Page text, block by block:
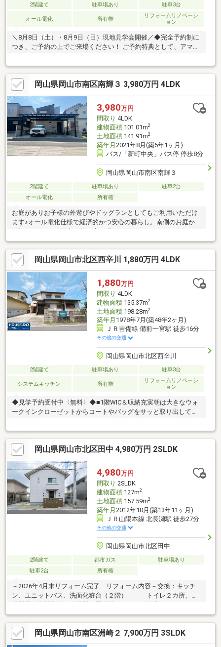
2階建て 駐車場あり 駐車3台
オール電化 所有権
リフォームリノベーシ
ョン
＼8月8日（土）・8月9日（日）現地見学会開催／◆完全予約制に
つき、ご予約の上でご来場ください！ ご予約特典として、アマゾ
列3台可能◇太陽光発電システム4.83ｋｗ＋蓄電池搭載◇収納スペ
ース充実◇リフォーム内容：トイレ〈1・2階〉・食器洗浄乾燥
機・畳交換、クロス・クッションフロア張替え、防蟻処理■延長
敷地あり（1084番17・公衆用道路：54㎡）《住宅ローンシュミレ
ーション》例）借入3680万円 中国銀行 全期間固定
（2.95％） 期間35年の場合◎月々140599円※購入・借入には別
途諸費用が必要です※上記は8月時金利です
岡山県岡山市南区南輝３ 3,980万円 4LDK
3,980万円
間取り 4LDK
建物面積101.01m2
土地面積141.91m2
築年月 2021年8月(築5年1ヶ月)
バス/「新町中央」バス停 停歩8分
岡山県岡山市南区南輝３
2階建て 駐車場あり
駐車2台
オール電化
所有権
お庭がありお子様の外遊びやドッグランとしてもご利用いただけ
ます♪オール電化仕様で経済的かつ安心の暮らし。南側のお庭から
2階までたっぷり陽光が差し込む明るい住まいです * *☆*
*☆* *☆* *☆* *☆* *当社は不動産の購入からリノベーショ
ンまでワンストップでサポートいたします。高い技術力とデザイ
ン力で失敗しないリフォームを実現。中古物件をリノベ・リフォ
ームで蘇らせます。購入・買い替え・購入+リノベーションな
ど、お気軽にご相談ください！お問い合わせは【086-250-9005】
または資料請求・来場予約ボタンから。* *☆* *☆* *
岡山県岡山市北区西辛川 1,880万円 4LDK
1,880万円
間取り 4LDK
建物面積135.37m2
土地面積198.28m2
築年月 1978年7月(築48年2ヶ月)
ＪＲ吉備線 備前一宮駅 徒歩16分
その他の交通
岡山県岡山市北区西辛川
2階建て 駐車場あり 駐車3台
システムキッチン 所有権
リフォームリノベーシ
ョン
◆見学予約受付中〈無料〉◆■1階WIC＆収納充実朝は大きなウォ
ークインクローゼットからコートやバッグをサッと取り出して玄
LDKに。キッチンからリビング・ダイニングを見渡せるレイアウ
ト■フルリフォームで快適生活キッチン・お風呂・洗面台・トイ
レも新品仕様で、入居後すぐに快適な暮らしをスタート■駐車3台
分の安心駐車は2台＋離れに1台分。来客用や将来お子様が車を持
った時にも安心♪■仲介費無料初期費用を抑えられるので、賢くマ
イホーム購入を検討できます＾＾※司法書士指定あり
岡山県岡山市北区田中 4,980万円 2SLDK
4,980万円
間取り 2SLDK
建物面積127m2
土地面積157.59m2
築年月 2012年10月(築13年11ヶ月)
ＪＲ山陽本線 北長瀬駅 徒歩27分
その他の交通
岡山県岡山市北区田中
2階建て 都市ガス
駐車場あり
駐車2台
所有権
－2026年4月末リフォーム完了 リフォーム内容－交換：キッチ
ン、ユニットバス、洗面化粧台（２階） トイレ２カ所、照
明器具、玄関収納、給湯器、畳張替：クロス（全室）、フローリ
ング上張（全室） クッションフロア張替（洗面所・トイ
レ）その他：門塀塗装、エアコン１台新設(LDK)＼物件のおすすめ
ポイント／■2階に水回りを集約、家事動線に配慮した設計■土間
クロークやウォークスルークローゼット、納戸等収納が充実総額
岡山県岡山市南区洲崎２ 7,900万円 3SLDK